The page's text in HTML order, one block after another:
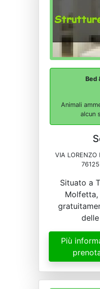
Bed
Animali
alcun
VIA LORENZO
Situato a
Più